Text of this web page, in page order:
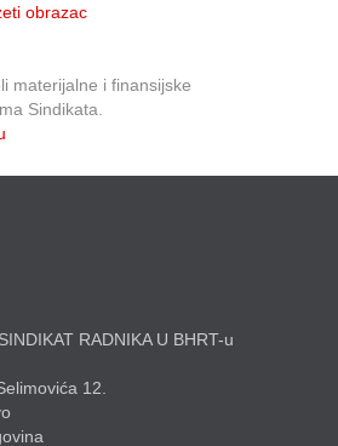
obrazac
materijalne i finansijske
Sindikata.
RADNIKA U BHRT-u
12.